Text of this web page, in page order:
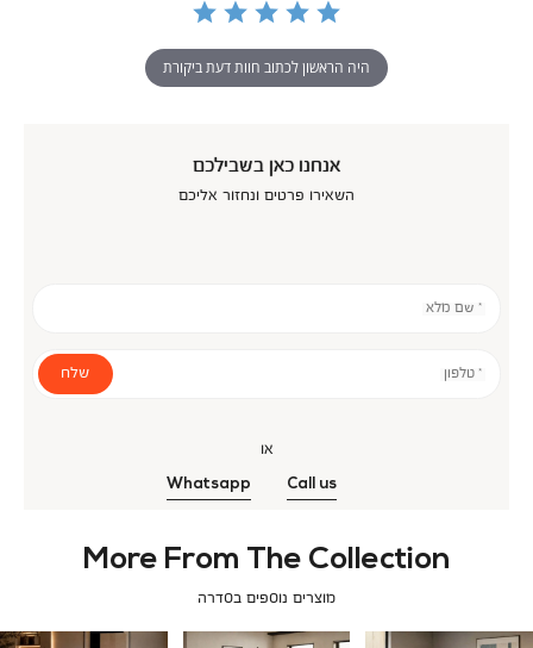
היה הראשון לכתוב חוות דעת ביקורת
אנחנו כאן בשבילכם
השאירו פרטים ונחזור אליכם
* שם מלא
* טלפון שלח
או
Call us
Whatsapp
More From The Collection
מוצרים נוספים בסדרה